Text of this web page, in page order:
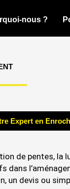
nous ?
Expert en
de pentes,
dans
un devis ou